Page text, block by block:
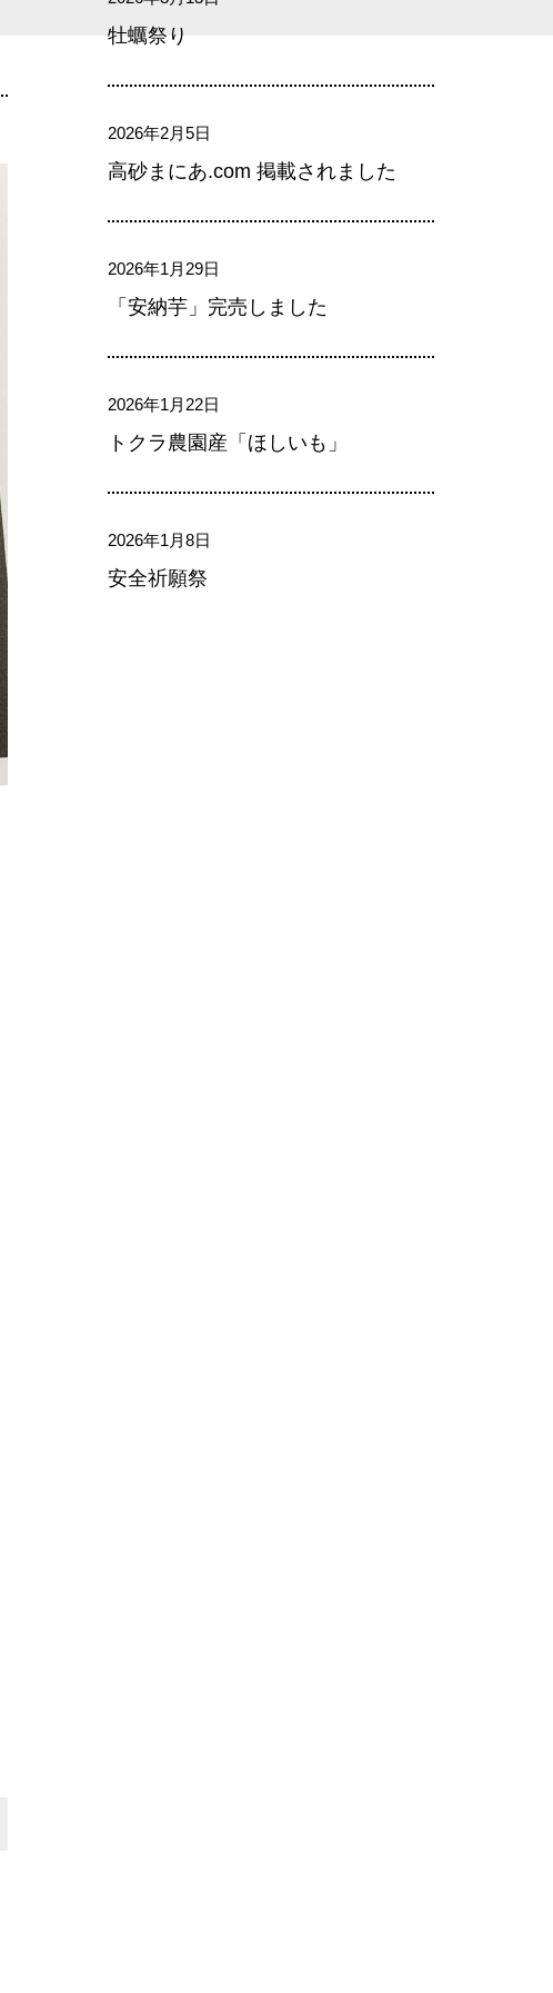
牡蠣祭り
2026年2月5日
高砂まにあ.com 掲載されました
2026年1月29日
「安納芋」完売しました
2026年1月22日
トクラ農園産「ほしいも」
2026年1月8日
安全祈願祭